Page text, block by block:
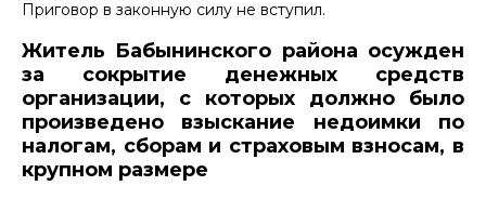
Приговор в законную силу не вступил.
Житель Бабынинского района осужден
за сокрытие денежных средств
организации, с которых должно было
произведено взыскание недоимки по
налогам, сборам и страховым взносам, в
крупном размере